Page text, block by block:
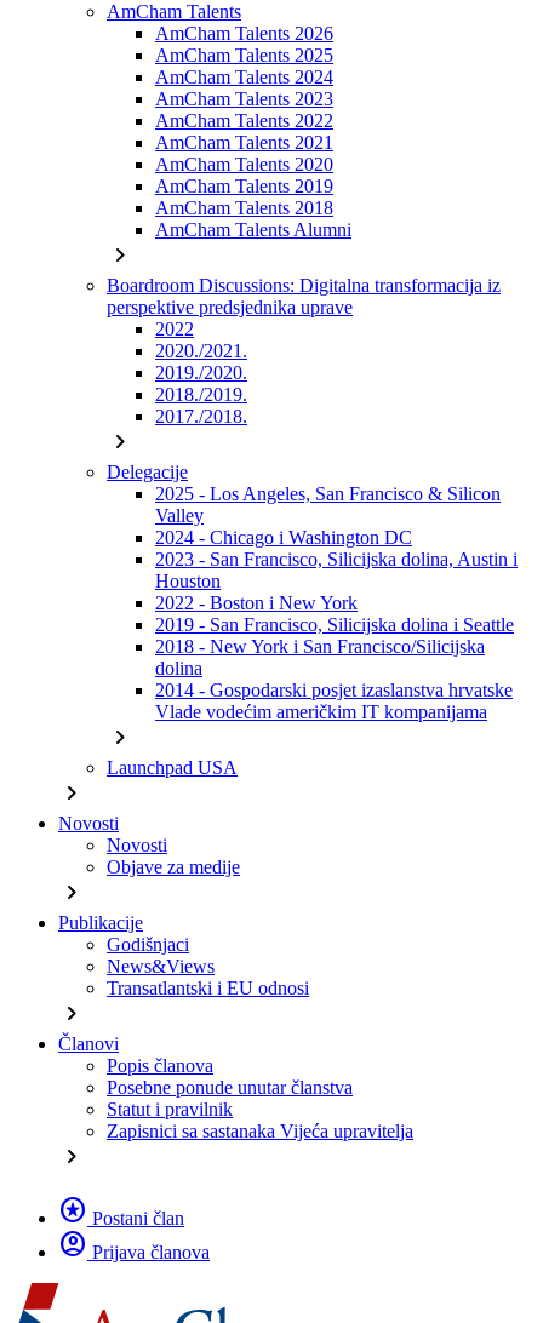
AmCham Talents
AmCham Talents 2026
AmCham Talents 2025
AmCham Talents 2024
AmCham Talents 2023
AmCham Talents 2022
AmCham Talents 2021
AmCham Talents 2020
AmCham Talents 2019
AmCham Talents 2018
AmCham Talents Alumni
chevron_right
Boardroom Discussions: Digitalna transformacija iz
perspektive predsjednika uprave
2022
2020./2021.
2019./2020.
2018./2019.
2017./2018.
chevron_right
Delegacije
2025 - Los Angeles, San Francisco & Silicon
Valley
2024 - Chicago i Washington DC
2023 - San Francisco, Silicijska dolina, Austin i
Houston
2022 - Boston i New York
2019 - San Francisco, Silicijska dolina i Seattle
2018 - New York i San Francisco/Silicijska
dolina
2014 - Gospodarski posjet izaslanstva hrvatske
Vlade vodećim američkim IT kompanijama
chevron_right
Launchpad USA
chevron_right
Novosti
Novosti
Objave za medije
chevron_right
Publikacije
Godišnjaci
News&Views
Transatlantski i EU odnosi
chevron_right
Članovi
Popis članova
Posebne ponude unutar članstva
Statut i pravilnik
Zapisnici sa sastanaka Vijeća upravitelja
chevron_right
stars Postani član
account_circle Prijava članova